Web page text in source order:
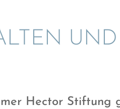
Hector Stiftung